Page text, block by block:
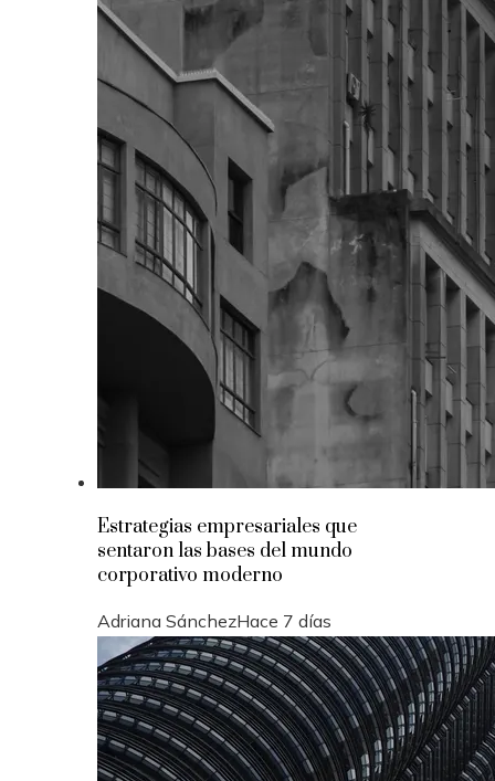
Estrategias empresariales que
sentaron las bases del mundo
corporativo moderno
Adriana SánchezHace 7 días